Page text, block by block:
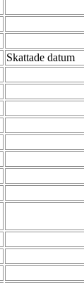
Skattade datum